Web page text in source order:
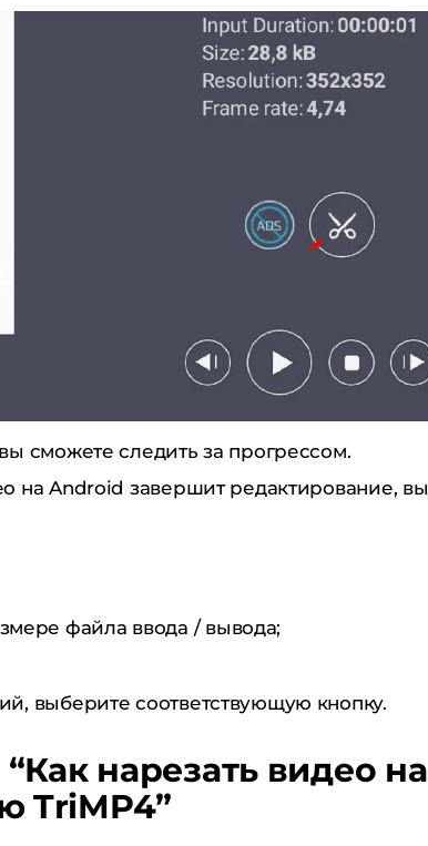
сможете следить за прогрессом.
на Android завершит редактирование, вы
файла ввода / вывода;
выберите соответствующую кнопку.
нарезать видео на
TriMP4”